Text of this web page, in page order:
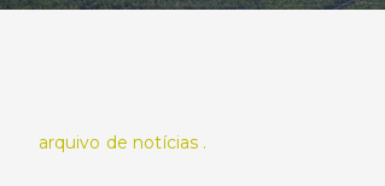
arquivo de notícias .